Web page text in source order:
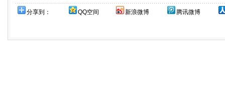
分享到： QQ空间 新浪微博 腾讯微博